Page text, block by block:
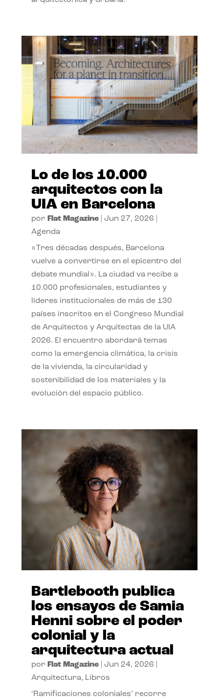
Lo de los 10.000
arquitectos con la
UIA en Barcelona
por Flat Magazine| Jun 27, 2026
Agenda
«Tres décadas después, Barcelona
vuelve a convertirse en el epicentro del
debate mundial». La ciudad va recibe a
10.000 profesionales, estudiantes y
líderes institucionales de más de 130
países inscritos en el Congreso Mundial
de Arquitectos y Arquitectas de la UIA
2026. El encuentro abordará temas
como la emergencia climática, la crisis
de la vivienda, la circularidad y
sostenibilidad de los materiales y la
evolución del espacio público.
Bartlebooth publica
los ensayos de Samia
Henni sobre el poder
colonial y la
arquitectura actual
por Flat Magazine| Jun 24, 2026
Arquitectura, Libros
‘Ramificaciones coloniales’ recorre